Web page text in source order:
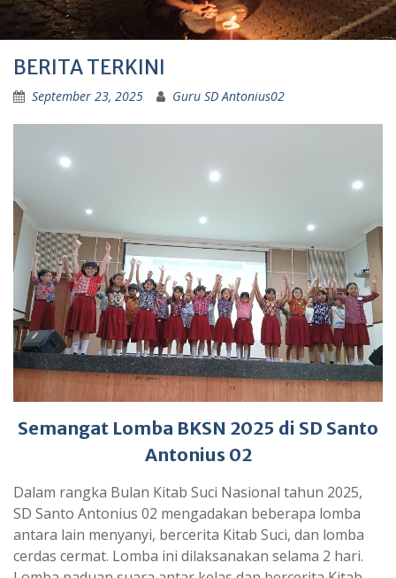
BERITA TERKINI
September 23, 2025 Guru SD Antonius02
Semangat Lomba BKSN 2025 di SD Santo
Antonius 02
Dalam rangka Bulan Kitab Suci Nasional tahun 2025,
SD Santo Antonius 02 mengadakan beberapa lomba
antara lain menyanyi, bercerita Kitab Suci, dan lomba
cerdas cermat. Lomba ini dilaksanakan selama 2 hari.